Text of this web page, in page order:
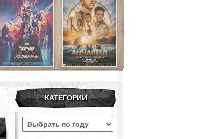
КАТЕГОРИИ